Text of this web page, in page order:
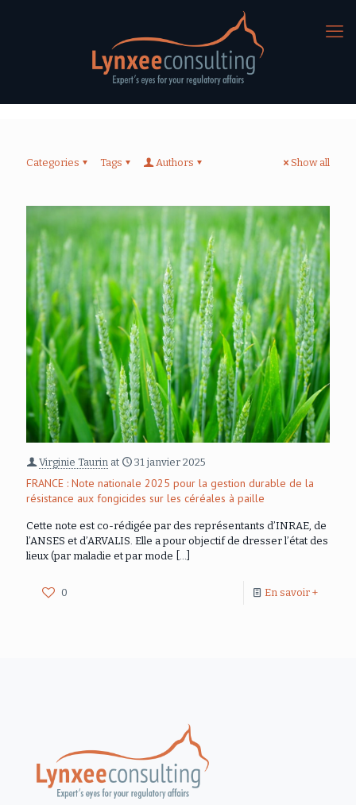
Categories Tags Authors Show all
Virginie Taurin at 31 janvier 2025
FRANCE : Note nationale 2025 pour la gestion durable de la
résistance aux fongicides sur les céréales à paille
Cette note est co-rédigée par des représentants d’INRAE, de
l’ANSES et d’ARVALIS. Elle a pour objectif de dresser l’état des
lieux (par maladie et par mode […]
0 En savoir +